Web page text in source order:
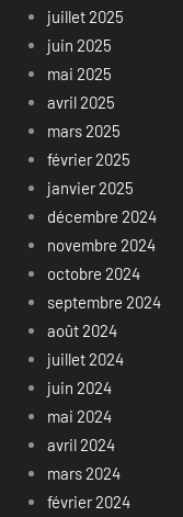
juillet 2025
juin 2025
mai 2025
avril 2025
mars 2025
février 2025
janvier 2025
décembre 2024
novembre 2024
octobre 2024
septembre 2024
août 2024
juillet 2024
juin 2024
mai 2024
avril 2024
mars 2024
février 2024